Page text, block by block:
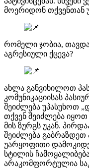
მოერიდონ თქვენთან
რომელი ჯობია,
აგრესიული ქცევა?
ახლა განვიხილოთ
კომუნიკაციისას
შეიძლება უპასუხოთ
თქვენ შეიძლება
მის ზურგს უკან.
შეიძლება გაბრაზდეთ
უარყოფითი
სტილის
არაკომფორტულია